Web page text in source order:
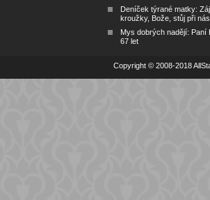
Deníček týrané matky:
kroužky, Bože, stůj při nás
Mys dobrých nadějí: Paní
67 let
Copyright © 2008-2018